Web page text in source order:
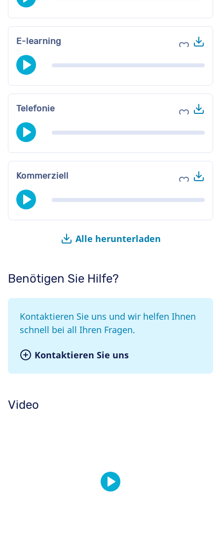
E-learning Zu
Telefonie Zu
Kommerziell Zu
Alle herunterladen
Benötigen Sie Hilfe?
Kontaktieren Sie uns und wir helfen Ihnen
schnell bei all Ihren Fragen.
Kontaktieren Sie uns
Video